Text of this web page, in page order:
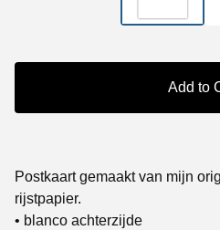
Add to
Postkaart gemaakt van mijn
rijstpapier.
• blanco achterzijde